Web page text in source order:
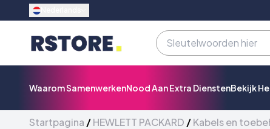
Waarom SamenwerkenNood Aan Extra DienstenBekijk
Startpagina /HEWLETT PACKARD /Kabels en